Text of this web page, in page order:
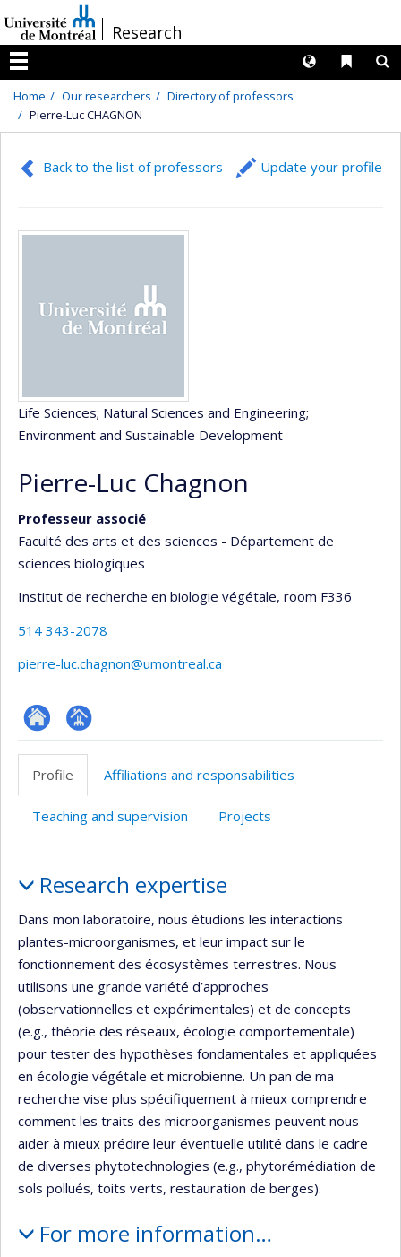
au
contenu
/Research
Menu
Liens
Langues
Home Our researchers
Directory of professors
Pierre-Luc CHAGNON
Back to the list of professors Update your profile
Life Sciences; Natural Sciences and Engineering;
Environment and Sustainable Development
Pierre-Luc Chagnon
Professeur associé
Faculté des arts et des sciences - Département de
sciences biologiques
Institut de recherche en biologie végétale, room F336
514 343-2078
pierre-luc.chagnon@umontreal.ca
ResearchGate
Page
professionnelle
(faculté,département,école)
Profile Affiliations and responsabilities
Teaching and supervision Projects
Research expertise
Dans mon laboratoire, nous étudions les interactions
plantes-microorganismes, et leur impact sur le
fonctionnement des écosystèmes terrestres. Nous
utilisons une grande variété d’approches
(observationnelles et expérimentales) et de concepts
(e.g., théorie des réseaux, écologie comportementale)
pour tester des hypothèses fondamentales et appliquées
en écologie végétale et microbienne. Un pan de ma
recherche vise plus spécifiquement à mieux comprendre
comment les traits des microorganismes peuvent nous
aider à mieux prédire leur éventuelle utilité dans le cadre
de diverses phytotechnologies (e.g., phytorémédiation de
sols pollués, toits verts, restauration de berges).
For more information…